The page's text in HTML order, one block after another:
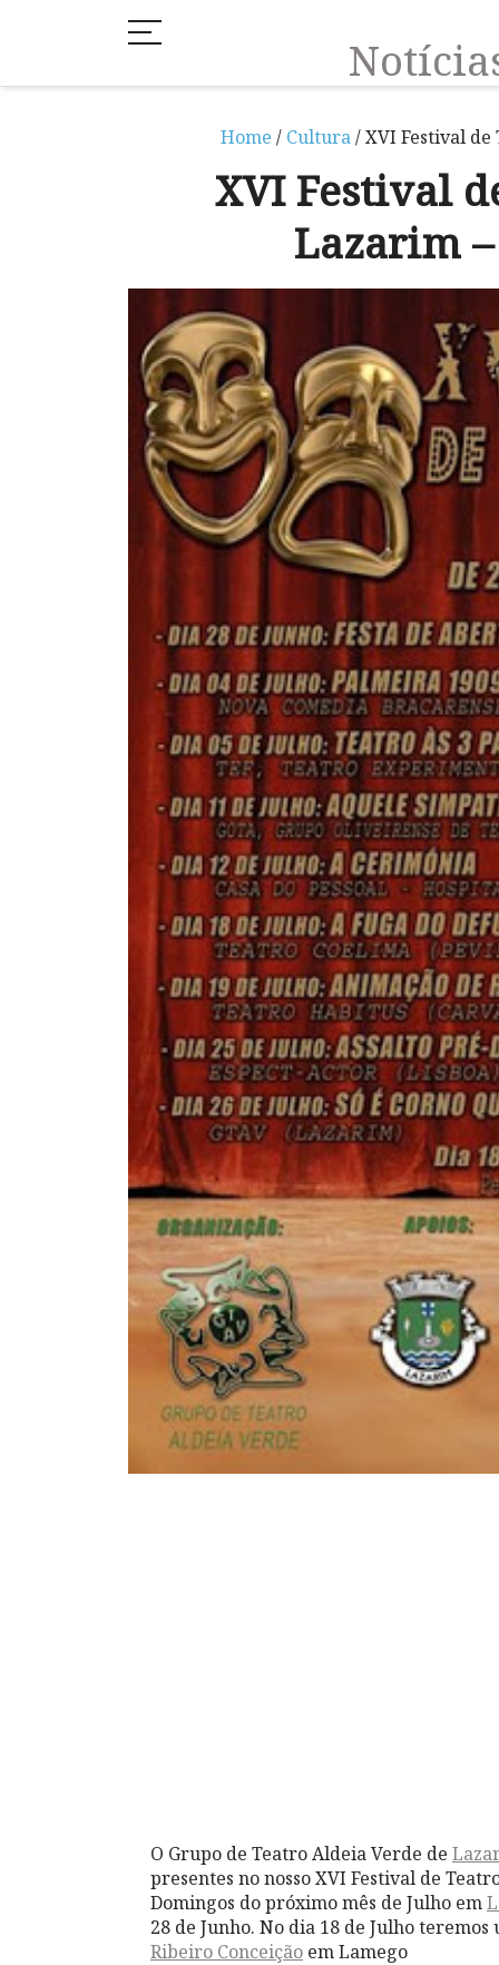
Home / Cultura/ XVI Festival de
XVI Festival
Lazarim
O Grupo de Teatro Aldeia Verde de
presentes no nosso XVI Festival de
Domingos do próximo mês de Julho em
28 de Junho. No dia 18 de Julho
Ribeiro Conceição em Lamego